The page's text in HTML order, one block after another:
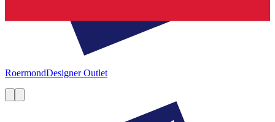
RoermondDesigner Outlet